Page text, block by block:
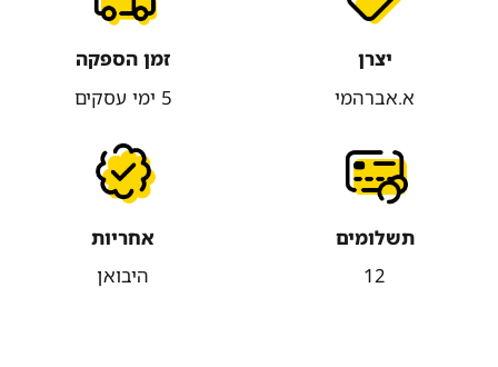
יצרן
א.אברהמי
זמן הספקה
5 ימי עסקים
תשלומים
12
אחריות
היבואן